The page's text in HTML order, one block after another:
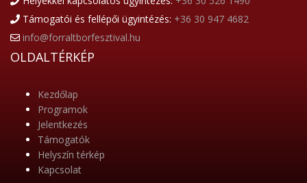
Támogatói és fellépői ügyintézés: +36 30 947 4682
info@forraltborfesztival.hu
OLDALTÉRKÉP
Kezdőlap
Programok
Jelentkezés
Támogatók
Helyszín térkép
Kapcsolat